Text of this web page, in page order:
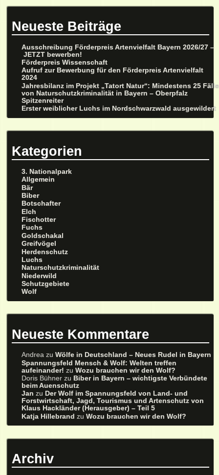
Neueste Beiträge
Ausschreibung Förderpreis Artenvielfalt Bayern 2026/27 –
JETZT bewerben!
Förderpreis Wissenschaft
Aufruf zur Bewerbung für den Förderpreis Artenvielfalt
2024
Jahresbilanz im Projekt „Tatort Natur“: Mindestens 25 Fälle
von Naturschutzkriminalität in Bayern – Oberpfalz
Spitzenreiter
Erster weiblicher Luchs im Nordschwarzwald ausgewildert
Kategorien
3. Nationalpark
Allgemein
Bär
Biber
Botschafter
Elch
Fischotter
Fuchs
Goldschakal
Greifvögel
Herdenschutz
Luchs
Naturschutzkriminalität
Niederwild
Schutzgebiete
Wolf
Neueste Kommentare
Andrea zuWölfe in Deutschland – Neues Rudel in Bayern
Spannungsfeld Mensch & Wolf: Welten treffen
aufeinander! zuWozu brauchen wir den Wolf?
Doris Bühner zu Biber in Bayern – wichtigste Verbündete
beim Auenschutz
Jan zu Der Wolf im Spannungsfeld von Land- und
Forstwirtschaft, Jagd, Tourismus und Artenschutz von
Klaus Hackländer (Herausgeber) – Teil 5
Katja Hillebrand zuWozu brauchen wir den Wolf?
Archiv